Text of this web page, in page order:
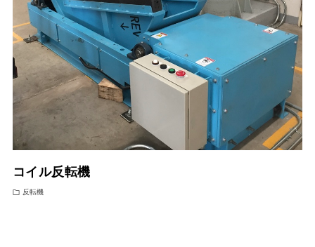
コイル反転機
反転機